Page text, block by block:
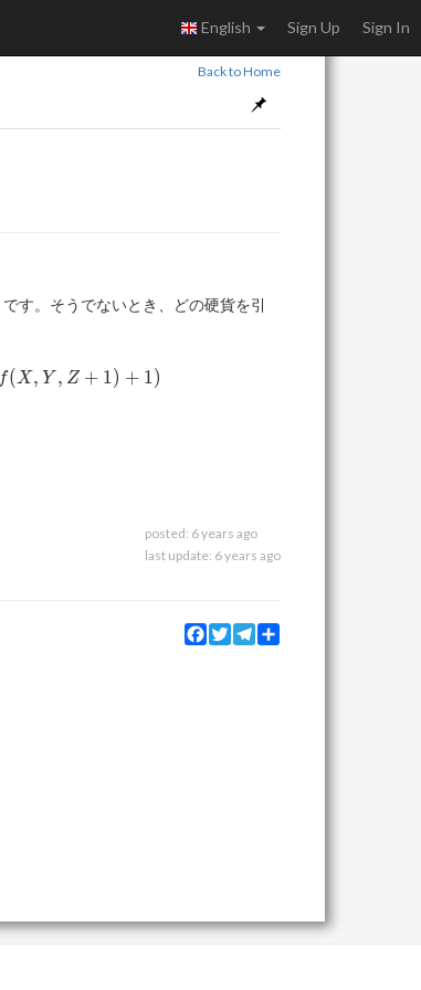
English Sign Up Sign In
Back to Home
です。そうでないとき、どの硬貨を引
+\frac{Y}{X+Y+Z}(f(X,Y+1,Z)+1)
f(X, Y , Z + 1) + 1)
posted: 6 years ago
last update: 6 years ago
Facebook
TwitterTelegram